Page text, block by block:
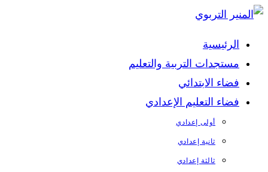
Skip
content
الرئيسية
مستجدات التربية والتعليم
فضاء الابتدائي
فضاء التعليم الإعدادي
أولى إعدادي
ثانية إعدادي
ثالثة إعدادي